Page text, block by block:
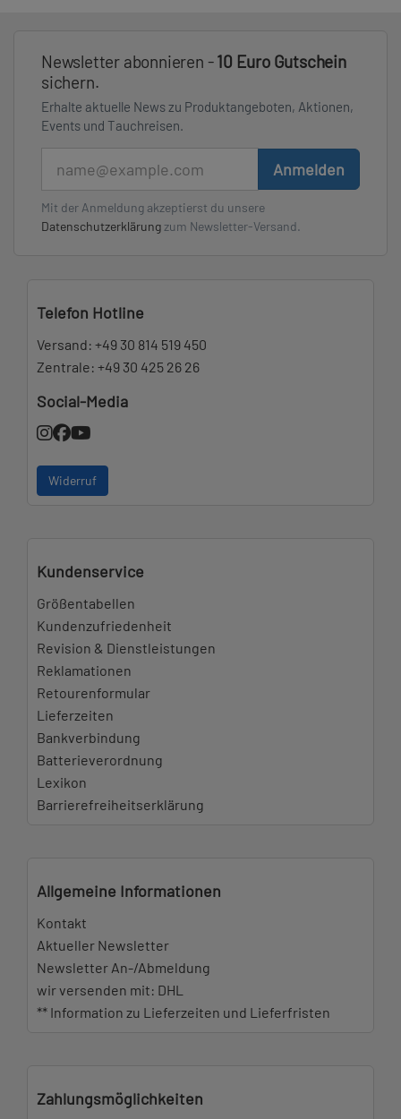
Newsletter abonnieren -10 Euro Gutschein
sichern.
Erhalte aktuelle News zu Produktangeboten, Aktionen,
Events und Tauchreisen.
Anmelden
Mit der Anmeldung akzeptierst du unsere
Datenschutzerklärung zum Newsletter-Versand.
Telefon Hotline
Versand: +49 30 814 519 450
Zentrale: +49 30 425 26 26
Social-Media
Widerruf
Kundenservice
Größentabellen
Kundenzufriedenheit
Revision & Dienstleistungen
Reklamationen
Retourenformular
Lieferzeiten
Bankverbindung
Batterieverordnung
Lexikon
Barrierefreiheitserklärung
Allgemeine Informationen
Kontakt
Aktueller Newsletter
Newsletter An-/Abmeldung
wir versenden mit: DHL
** Information zu Lieferzeiten und Lieferfristen
Zahlungsmöglichkeiten